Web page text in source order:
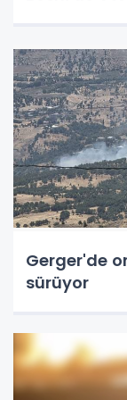
Gerger'de
sürüyor